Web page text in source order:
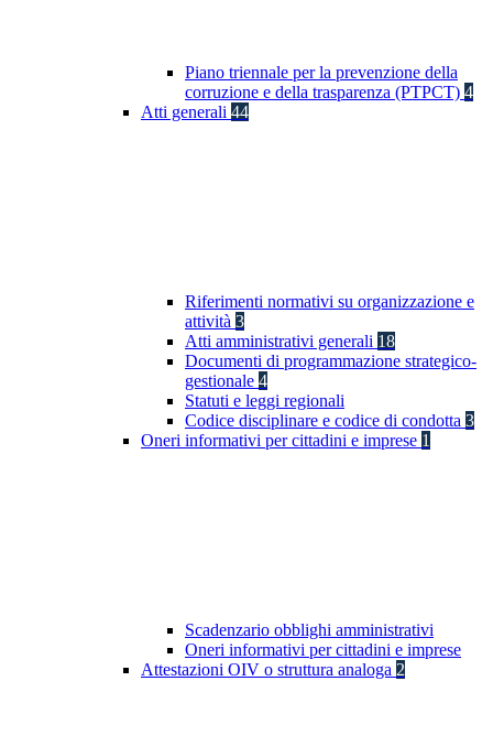
Piano triennale per la prevenzione della
corruzione e della trasparenza (PTPCT) 4
Atti generali 44
Riferimenti normativi su organizzazione e
attività 3
Atti amministrativi generali 18
Documenti di programmazione strategico-
gestionale 4
Statuti e leggi regionali
Codice disciplinare e codice di condotta 3
Oneri informativi per cittadini e imprese 1
Scadenzario obblighi amministrativi
Oneri informativi per cittadini e imprese
Attestazioni OIV o struttura analoga 2